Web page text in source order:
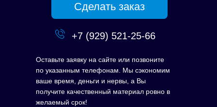
Оставьте заявку на сайте или позвоните
по указанным телефонам. Мы сэкономим
ваше время, деньги и нервы, а Вы
получите качественный материал ровно в
желаемый срок!
Сделать заказ
+7 (929) 521-25-66